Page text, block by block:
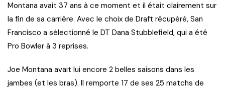
Montana avait 37 ans à ce moment et il était clairement sur
la fin de sa carrière. Avec le choix de Draft récupéré, San
Francisco a sélectionné le DT Dana Stubblefield, qui a été
Pro Bowler à 3 reprises.
Joe Montana avait lui encore 2 belles saisons dans les
jambes (et les bras). Il remporte 17 de ses 25 matchs de